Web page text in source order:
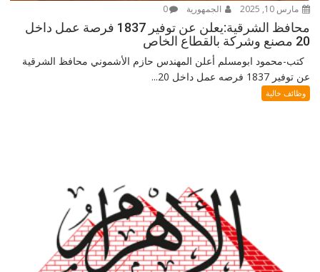
مارس 10, 2025 الجمهورية 0
محافظ الشرقية:يعلن عن توفير 1837 فرصة عمل داخل
20 مصنع وشركة بالقطاع الخاص
كتب-محمود ابومسلم أعلن المهندس حازم الأشموني محافظ الشرقية
عن توفير 1837 فرصه عمل داخل 20...
وظائف خالية